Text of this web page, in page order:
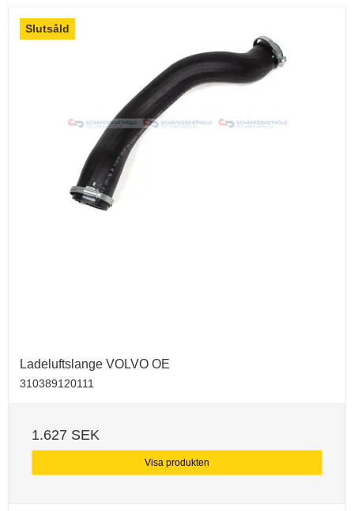
Slutsåld
Ladeluftslange VOLVO OE
310389120111
1.627 SEK
Visa produkten